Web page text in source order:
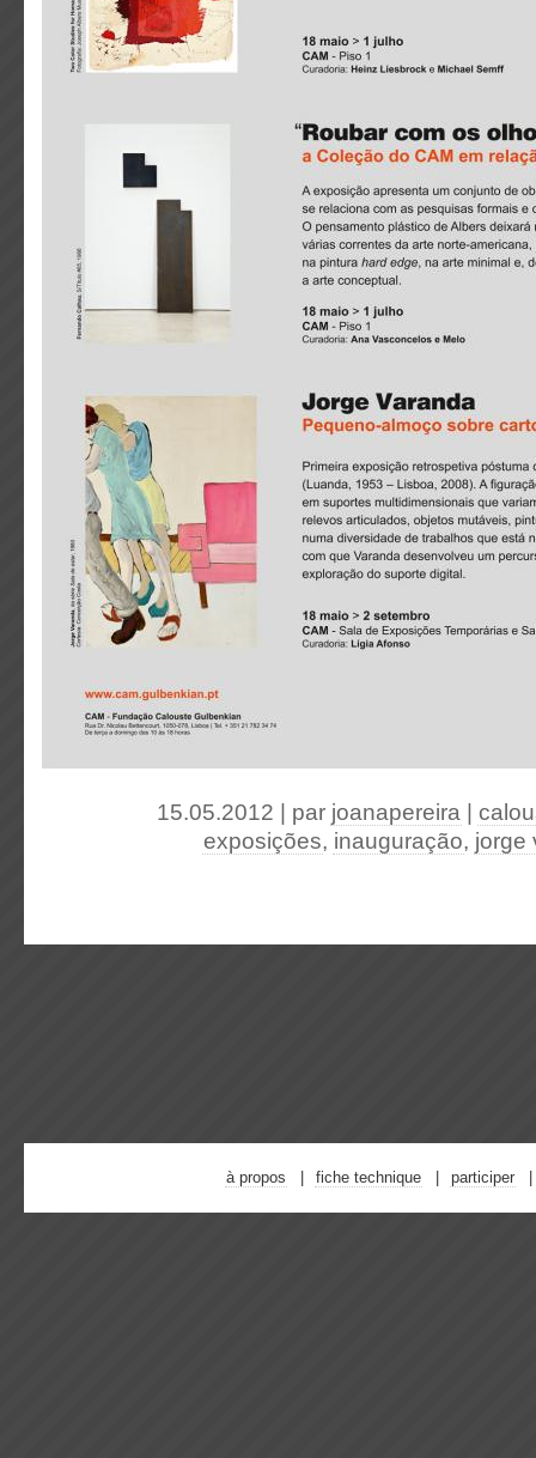
15.05.2012 | par joanapereira
exposições, inauguração, jorge
à propos fiche technique participer